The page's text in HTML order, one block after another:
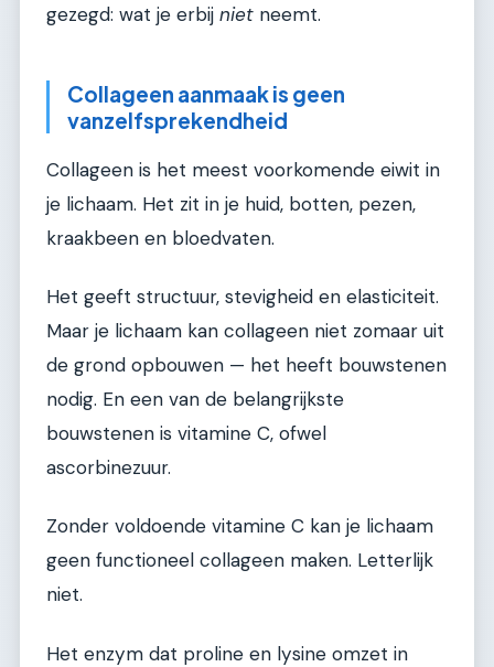
gezegd: wat je erbij niet neemt.
Collageen aanmaak is geen
vanzelfsprekendheid
Collageen is het meest voorkomende eiwit in
je lichaam. Het zit in je huid, botten, pezen,
kraakbeen en bloedvaten.
Het geeft structuur, stevigheid en elasticiteit.
Maar je lichaam kan collageen niet zomaar uit
de grond opbouwen — het heeft bouwstenen
nodig. En een van de belangrijkste
bouwstenen is vitamine C, ofwel
ascorbinezuur.
Zonder voldoende vitamine C kan je lichaam
geen functioneel collageen maken. Letterlijk
niet.
Het enzym dat proline en lysine omzet in